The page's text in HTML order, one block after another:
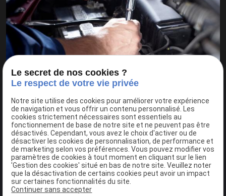
Détection et réparation de pannes
Vous notez un problème au démarrage de votrevoitureou
durant la conduite ? Un voyant s’est allumé sur votre tableau
de bord ? Rendez-vous au plus vite dans l’un de nosgarages à
Toulouse ou Fenouilletpour trouver l’origine du problème.
Nos mécaniciens sont formés à la détection de pannes et
Le secret de nos cookies ?
Le respect de votre vie privée
Notre site utilise des cookies pour améliorer votre expérience
de navigation et vous offrir un contenu personnalisé. Les
cookies strictement nécessaires sont essentiels au
fonctionnement de base de notre site et ne peuvent pas être
désactivés. Cependant, vous avez le choix d'activer ou de
désactiver les cookies de personnalisation, de performance et
de marketing selon vos préférences. Vous pouvez modifier vos
paramètres de cookies à tout moment en cliquant sur le lien
'Gestion des cookies' situé en bas de notre site. Veuillez noter
que la désactivation de certains cookies peut avoir un impact
sur certaines fonctionnalités du site.
Continuer sans accepter